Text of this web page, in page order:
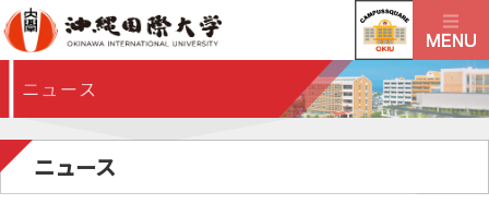
ニュース